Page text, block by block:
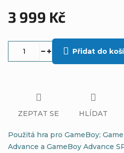
3 999 Kč
Přidat do
Použitá hra pro GameBoy;
Advance a GameBoy Advance
ZEPTAT SE HLÍDAT